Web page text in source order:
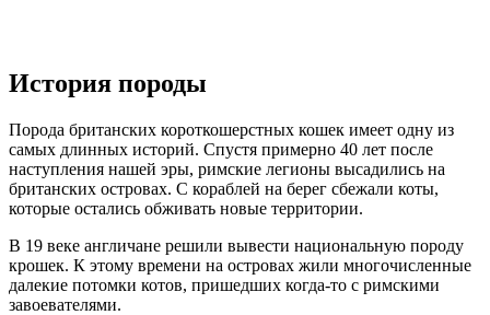
История породы
Порода британских короткошерстных кошек имеет одну из
самых длинных историй. Спустя примерно 40 лет после
наступления нашей эры, римские легионы высадились на
британских островах. С кораблей на берег сбежали коты,
которые остались обживать новые территории.
В 19 веке англичане решили вывести национальную породу
крошек. К этому времени на островах жили многочисленные
далекие потомки котов, пришедших когда-то с римскими
завоевателями.